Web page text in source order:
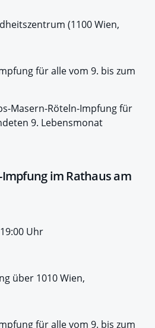
(1100 Wien,
für alle vom 9. bis zum
Masern-Röteln-Impfung für
9. Lebensmonat
Impfung im Rathaus am
Uhr
über 1010 Wien,
für alle vom 9. bis zum